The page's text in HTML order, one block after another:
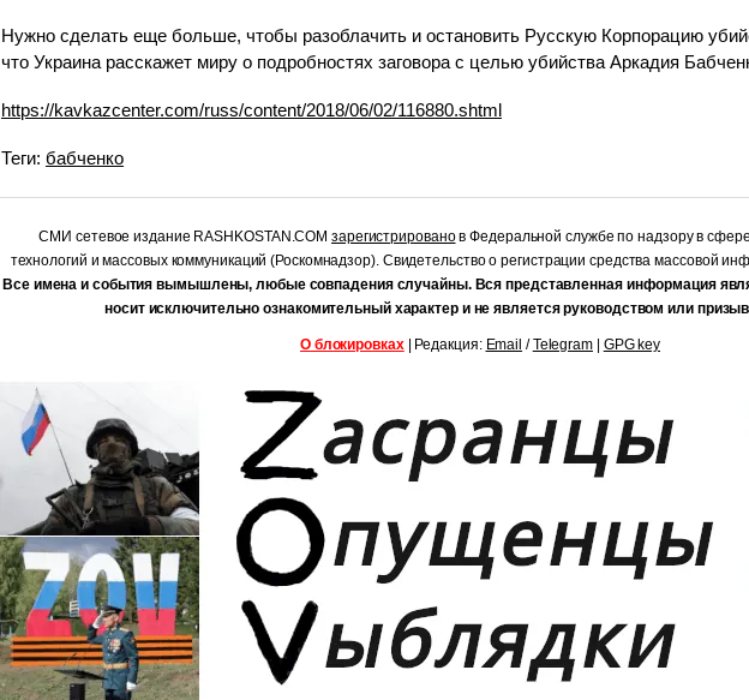
Нужно сделать еще больше, чтобы разоблачить и остановить Русскую Корпорацию
что Украина расскажет миру о подробностях заговора с целью убийства Аркадия
https://kavkazcenter.com/russ/content/2018/06/02/116880.shtml
Теги: бабченко
СМИ сетевое издание RASHKOSTAN.COMзарегистрированов Федеральной службе по надзору в
технологий и массовых коммуникаций (Роскомнадзор). Свидетельство о регистрации средства массовой
Все имена и события вымышлены, любые совпадения случайны. Вся представленная информация
носит исключительно ознакомительный характер и не является руководством или
О блокировках| Редакция: Email /Telegram| GPG key